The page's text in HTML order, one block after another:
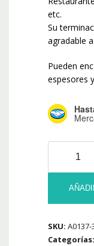
etc.
Su
agradable
Pueden
espesores
U
Panel
Alpine
Basic
SKU: A0137-
Categorías: